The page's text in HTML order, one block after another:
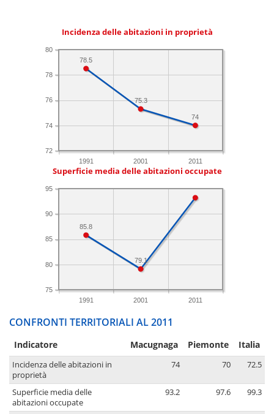
Incidenza delle abitazioni in proprietà
1991 2001 2011
72
74
76
78
80
74
75.3
78.5
Superficie media delle abitazioni occupate
1991 2001 2011
75
80
85
90
95
79.1
85.8
CONFRONTI TERRITORIALI AL 2011
Indicatore Macugnaga Piemonte Italia
Incidenza delle abitazioni in
proprietà
74 70 72.5
Superficie media delle
abitazioni occupate
93.2 97.6 99.3